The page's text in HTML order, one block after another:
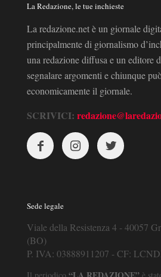
La Redazione, le tue inchieste
La redazione.net è un giornale
principalmente di giornalismo
una redazione diffusa e un editore
segnalare argomenti e chiunque
economicamente il giornale.
SCRIVICI:
Sede legale
Viale della Resistenza 4 - 40057
(BO)
P. IVA: 03888911207 - CF: